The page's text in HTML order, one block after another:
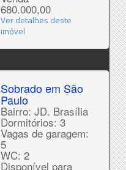
680.000,00
Ver detalhes deste
imóvel
Sobrado em São
Paulo
Bairro: JD. Brasília
Dormitórios: 3
Vagas de garagem:
5
WC: 2
Disponível para